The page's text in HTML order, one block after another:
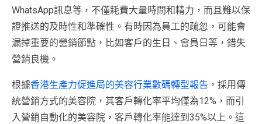
WhatsApp訊息等，不僅耗費大量時間和精力，而且難以保
證推送的及時性和準確性。有時因為員工的疏忽，可能會
漏掉重要的營銷節點，比如客戶的生日、會員日等，錯失
營銷良機。
根據香港生產力促進局的美容行業數碼轉型報告 ，採用傳
統營銷方式的美容院，其客戶轉化率平均僅為12%，而引
入營銷自動化的美容院，客戶轉化率能達到35%以上。這